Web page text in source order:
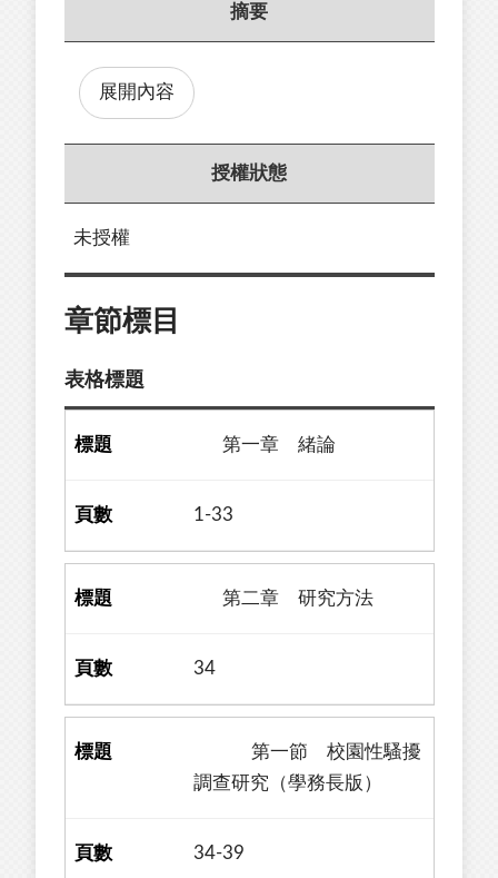
摘要
展開內容
授權狀態
未授權
章節標目
表格標題
第一章 緒論
1-33
第二章 研究方法
34
第一節 校園性騷擾
調查研究（學務長版）
34-39